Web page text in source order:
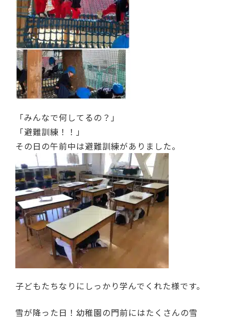
「みんなで何してるの？」
「避難訓練！！」
その日の午前中は避難訓練がありました。
子どもたちなりにしっかり学んでくれた様です。
雪が降った日！幼稚園の門前にはたくさんの雪